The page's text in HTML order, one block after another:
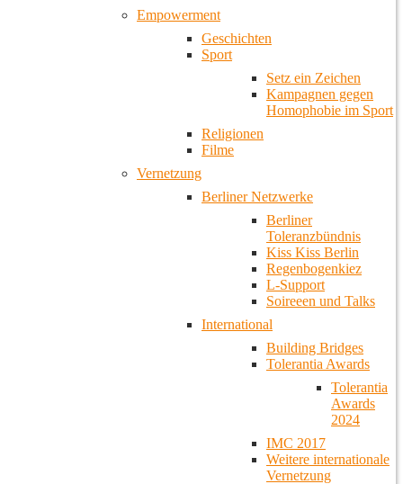
Empowerment
Geschichten
Sport
Setz ein Zeichen
Kampagnen gegen
Homophobie im Sport
Religionen
Filme
Vernetzung
Berliner Netzwerke
Berliner
Toleranzbündnis
Kiss Kiss Berlin
Regenbogenkiez
L-Support
Soireeen und Talks
International
Building Bridges
Tolerantia Awards
Tolerantia
Awards
2024
IMC 2017
Weitere internationale
Vernetzung